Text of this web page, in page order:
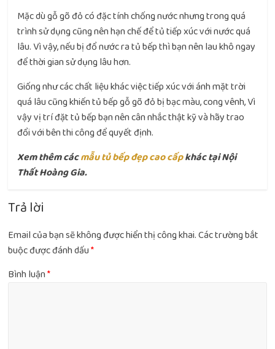
Mặc dù gỗ gõ đỏ có đặc tính chống nước nhưng trong quá
trình sử dụng cũng nên hạn chế để tủ tiếp xúc với nước quá
lâu. Vì vậy, nếu bị đổ nước ra tủ bếp thì bạn nên lau khô ngay
để thời gian sử dụng lâu hơn.
Giống như các chất liệu khác việc tiếp xúc với ánh mặt trời
quá lâu cũng khiến tủ bếp gỗ gõ đỏ bị bạc màu, cong vênh, Vì
vậy vị trí đặt tủ bếp bạn nên cân nhắc thật kỹ và hãy trao
đổi với bên thi công để quyết định.
Xem thêm cácmẫu tủ bếp đẹp cao cấpkhác tại Nội
Thất Hoàng Gia.
Trả lời
Email của bạn sẽ không được hiển thị công khai.Các trường bắt
buộc được đánh dấu*
Bình luận*